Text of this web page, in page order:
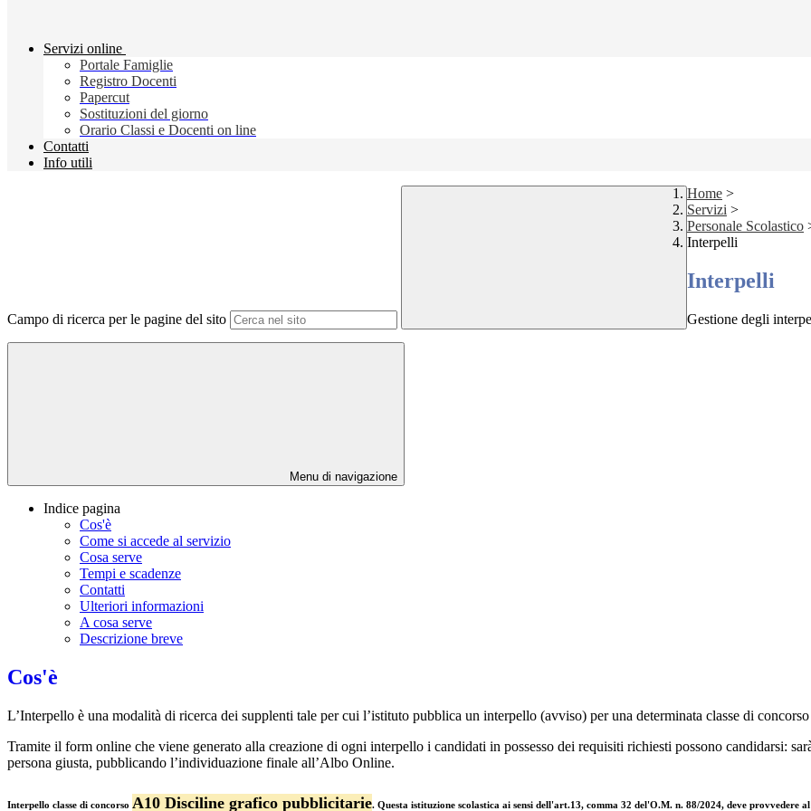
Servizi online
Portale Famiglie
Registro Docenti
Papercut
Sostituzioni del giorno
Orario Classi e Docenti on line
Contatti
Info utili
Campo di ricerca per le pagine del sito
Home >
Servizi >
Personale Scolastico
Interpelli
Interpelli
Gestione degli
Menu di navigazione
Indice pagina
Cos'è
Come si accede al servizio
Cosa serve
Tempi e scadenze
Contatti
Ulteriori informazioni
A cosa serve
Descrizione breve
Cos'è
L’Interpello è una modalità di ricerca dei supplenti tale per cui l’istituto pubblica un interpello (avviso) per una determinata classe di
Tramite il form online che viene generato alla creazione di ogni interpello i candidati in possesso dei requisiti richiesti possono candidarsi:
persona giusta, pubblicando l’individuazione finale all’Albo Online.
Interpello classe di concorso A10 Disciline grafico pubblicitarie. Questa istituzione scolastica ai sensi dell'art.13, comma 32 del'O.M. n. 88/2024, deve